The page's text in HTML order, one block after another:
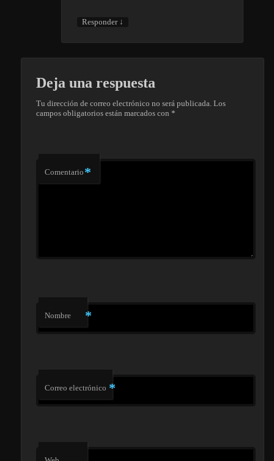
Responder ↓
Deja una respuesta
Tu dirección de correo electrónico no será publicada. Los
campos obligatorios están marcados con*
Comentario *
Nombre *
Correo electrónico *